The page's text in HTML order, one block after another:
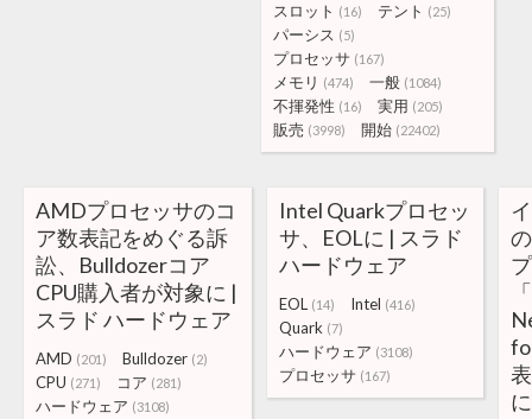
スロット (16) テント (25)
パーシス (5)
プロセッサ (167)
メモリ (474) 一般 (1084)
不揮発性 (16) 実用 (205)
販売 (3998) 開始 (22402)
AMDプロセッサのコ
ア数表記をめぐる訴
訟、Bulldozerコア
CPU購入者が対象に |
スラド ハードウェア
AMD (201) Bulldozer (2)
CPU (271) コア (281)
ハードウェア (3108)
Intel Quarkプロセッ
サ、EOLに | スラド
ハードウェア
EOL (14) Intel (416)
Quark (7)
ハードウェア (3108)
プロセッサ (167)